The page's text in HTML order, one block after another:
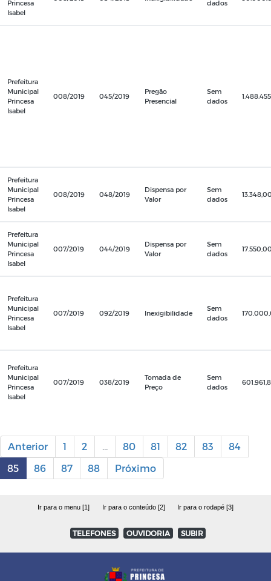
Princesa
Isabel
dados
Prefeitura
Municipal
Princesa
Isabel
008/2019 045/2019
Pregão
Presencial
Sem
dados
Prefeitura
Municipal
Princesa
Isabel
008/2019 048/2019
Dispensa por
Valor
Sem
dados
Prefeitura
Municipal
Princesa
Isabel
007/2019 044/2019
Dispensa por
Valor
Sem
dados
Prefeitura
Municipal
Princesa
Isabel
007/2019 092/2019 Inexigibilidade
Sem
dados
Prefeitura
Municipal
Princesa
Isabel
007/2019 038/2019
Tomada de
Preço
Sem
dados
Anterior 1 2 80 81 82 83
84
85
86 87 88 Próximo
Ir para o menu [1] Ir para o conteúdo [2] Ir para o rodapé [3]
TELEFONES OUVIDORIA SUBIR